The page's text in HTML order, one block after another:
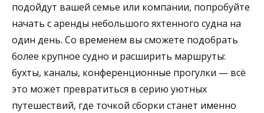
подойдут вашей семье или компании, попробуйте
начать с аренды небольшого яхтенного судна на
один день. Со временем вы сможете подобрать
более крупное судно и расширить маршруты:
бухты, каналы, конференционные прогулки — всё
это может превратиться в серию уютных
путешествий, где точкой сборки станет именно